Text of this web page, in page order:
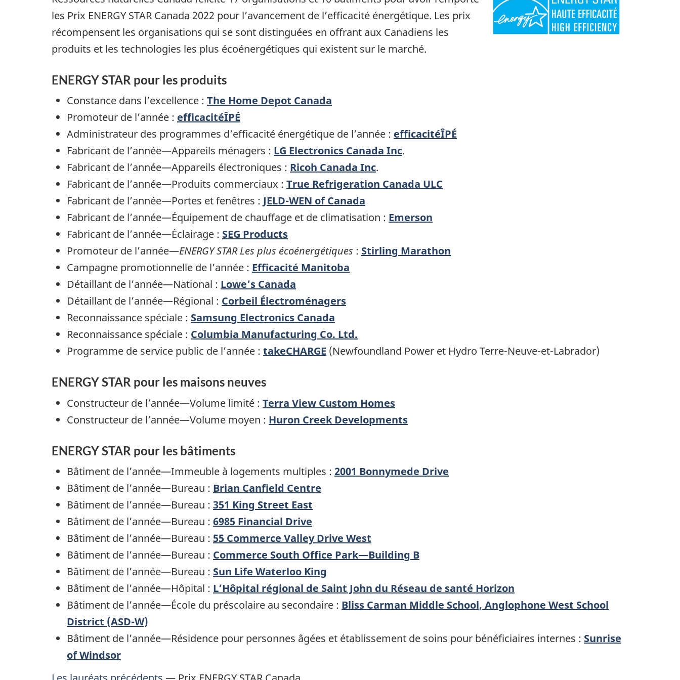
les Prix ENERGY STAR Canada 2022 pour l’avancement de l’efficacité énergétique. Les prix
récompensent les organisations qui se sont distinguées en offrant aux Canadiens les
produits et les technologies les plus écoénergétiques qui existent sur le marché.
ENERGY STAR pour les produits
Constance dans l’excellence : The Home Depot Canada
Promoteur de l’année : efficacitéÎPÉ
Administrateur des programmes d’efficacité énergétique de l’année : efficacitéÎPÉ
Fabricant de l’année—Appareils ménagers : LG Electronics Canada Inc.
Fabricant de l’année—Appareils électroniques : Ricoh Canada Inc.
Fabricant de l’année—Produits commerciaux : True Refrigeration Canada ULC
Fabricant de l’année—Portes et fenêtres : JELD-WEN of Canada
Fabricant de l’année—Équipement de chauffage et de climatisation : Emerson
Fabricant de l’année—Éclairage : SEG Products
Promoteur de l’année—ENERGY STAR Les plus écoénergétiques : Stirling Marathon
Campagne promotionnelle de l’année : Efficacité Manitoba
Détaillant de l’année—National : Lowe’s Canada
Détaillant de l’année—Régional : Corbeil Électroménagers
Reconnaissance spéciale : Samsung Electronics Canada
Reconnaissance spéciale : Columbia Manufacturing Co. Ltd.
Programme de service public de l’année : takeCHARGE (Newfoundland Power et Hydro Terre-Neuve-et-Labrador)
ENERGY STAR pour les maisons neuves
Constructeur de l’année—Volume limité : Terra View Custom Homes
Constructeur de l’année—Volume moyen : Huron Creek Developments
ENERGY STAR pour les bâtiments
Bâtiment de l’année—Immeuble à logements multiples : 2001 Bonnymede Drive
Bâtiment de l’année—Bureau : Brian Canfield Centre
Bâtiment de l’année—Bureau : 351 King Street East
Bâtiment de l’année—Bureau : 6985 Financial Drive
Bâtiment de l’année—Bureau : 55 Commerce Valley Drive West
Bâtiment de l’année—Bureau : Commerce South Office Park—Building B
Bâtiment de l’année—Bureau : Sun Life Waterloo King
Bâtiment de l’année—Hôpital : L’Hôpital régional de Saint John du Réseau de santé Horizon
Bâtiment de l’année—École du préscolaire au secondaire : Bliss Carman Middle School, Anglophone West School
District (ASD-W)
Bâtiment de l’année—Résidence pour personnes âgées et établissement de soins pour bénéficiaires internes : Sunrise
of Windsor